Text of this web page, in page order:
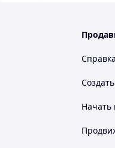
Начать